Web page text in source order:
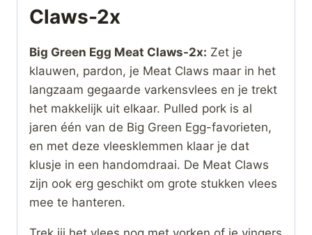
Claws-2x
Big Green Egg Meat Claws-2x: Zet je
klauwen, pardon, je Meat Claws maar in het
langzaam gegaarde varkensvlees en je trekt
het makkelijk uit elkaar. Pulled pork is al
jaren één van de Big Green Egg-favorieten,
en met deze vleesklemmen klaar je dat
klusje in een handomdraai. De Meat Claws
zijn ook erg geschikt om grote stukken vlees
mee te hanteren.